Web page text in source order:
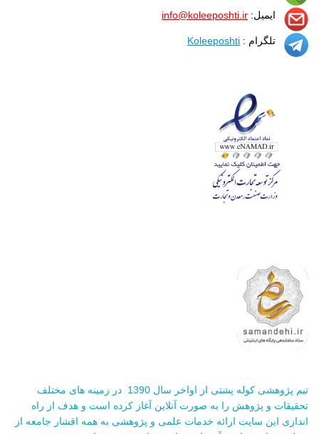
ایمیل: info@koleeposhti.ir
تلگرام : Koleeposhti
تیم پژوهشی کوله پشتی از اواخر سال 1390 در زمینه های مختلف
تحقیقات و پژوهش را به صورت آنلاین آغاز کرده است و هدف از راه
اندازی این سایت ارائه خدمات علمی و پژوهشی به همه اقشار جامعه از